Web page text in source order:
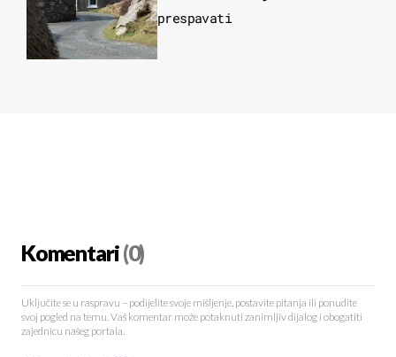
prespavati
Komentari(0)
Uključite se u raspravu – podijelite svoje mišljenje, postavite pitanja ili ponudite
svoj pogled na temu. Vaš komentar može potaknuti zanimljiv dijalog i obogatiti
zajednicu našeg portala.